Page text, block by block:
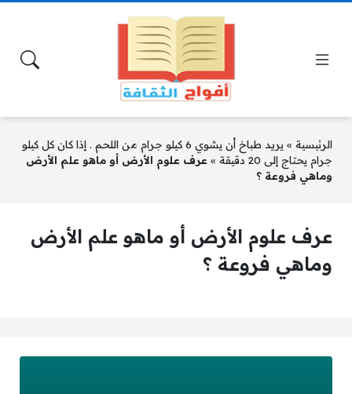
الرئيسية »
يريد طباخ أن يشوي 6 كيلو جرام من اللحم . إذا كان كل كيلو
جرام يحتاج إلى 20 دقيقة
» عرف علوم الأرض أو ماهو علم الأرض
وماهي فروعة ؟
عرف علوم الأرض أو ماهو علم الأرض
وماهي فروعة ؟